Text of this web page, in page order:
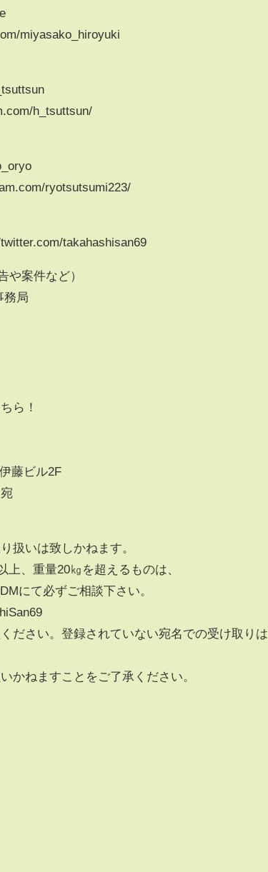
miyasako_hiroyuki
h_tsuttsun/
ryotsutsumi223/
takahashisan69
や案件など）
務局
ら！
藤ビル2F
扱いは致しかねます。
上、重量20㎏を超えるものは、
にて必ずご相談下さい。
ださい。登録されていない宛名での受け取りは
かねますことをご了承ください。